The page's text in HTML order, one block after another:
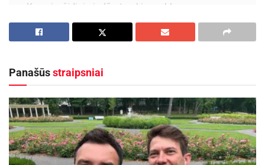
Krosnių, židinių ir dūmtraukių problemos
Neteisingai įrengtos kieto kuro šildymo sistemos
Techninės būklės priežiūra ir saugus naudojimas:
Reguliariai tikrinkite šildymo prietaisus ir sistemas, ar
jie veikia tinkamai ir niekada nenaudokite pažeistų
šildytuvų arba kitų prietaisų. Laikykitės gamintojo
nurodymų naudodami bet kokius šildymo prietaisus.
Panašūsstraipsniai